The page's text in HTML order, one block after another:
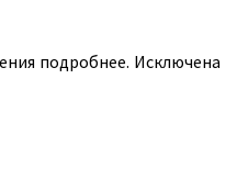
подробнее. Исключена